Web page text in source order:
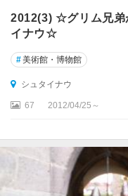
周
★
ー
テ
ア
2012(3) ☆グリム兄
イナウ☆
#美術館・博物館
シュタイナウ
67 2012/04/25～